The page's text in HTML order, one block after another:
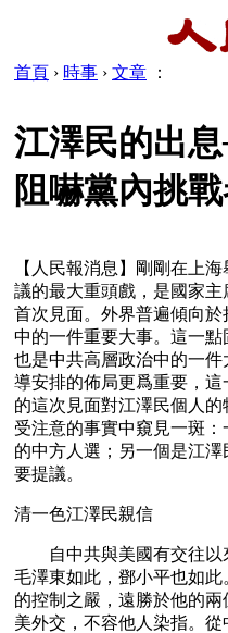
首頁 › 時事 › 文章 ：
江澤民的出
阻嚇黨內挑
【人民報消息】剛剛在上
議的最大重頭戲，是國家
首次見面。外界普遍傾向
中的一件重要大事。這一點
也是中共高層政治中的一
導安排的佈局更爲重要，
的這次見面對江澤民個人
受注意的事實中窺見一斑
的中方人選；另一個是江
要提議。
清一色江澤民親信
自中共與美國有交往以
毛澤東如此，鄧小平也如
的控制之嚴，遠勝於他的
美外交，不容他人染指。